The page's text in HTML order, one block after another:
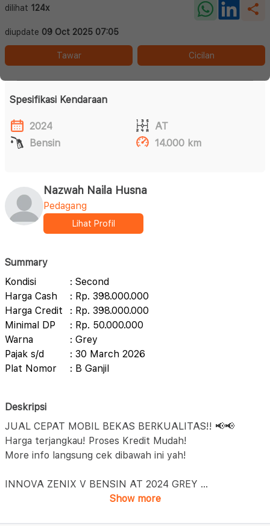
dilihat 124x
diupdate 09 Oct 2025 07:05
Tawar Cicilan
Spesifikasi Kendaraan
2024
AT
Bensin
14.000 km
Nazwah Naila Husna
Pedagang
Lihat Profil
Summary
Kondisi
: Second
Harga Cash
: Rp. 398.000.000
Harga Credit
: Rp. 398.000.000
Minimal DP
: Rp. 50.000.000
Warna
: Grey
Pajak s/d
: 30 March 2026
Plat Nomor
: B Ganjil
Deskripsi
JUAL CEPAT MOBIL BEKAS BERKUALITAS!! 📢📢
Harga terjangkau! Proses Kredit Mudah!
More info langsung cek dibawah ini yah!
INNOVA ZENIX V BENSIN AT 2024 GREY ...
Show more